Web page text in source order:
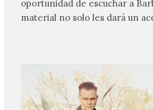
oportunidad de escuchar a
material no solo les dará un